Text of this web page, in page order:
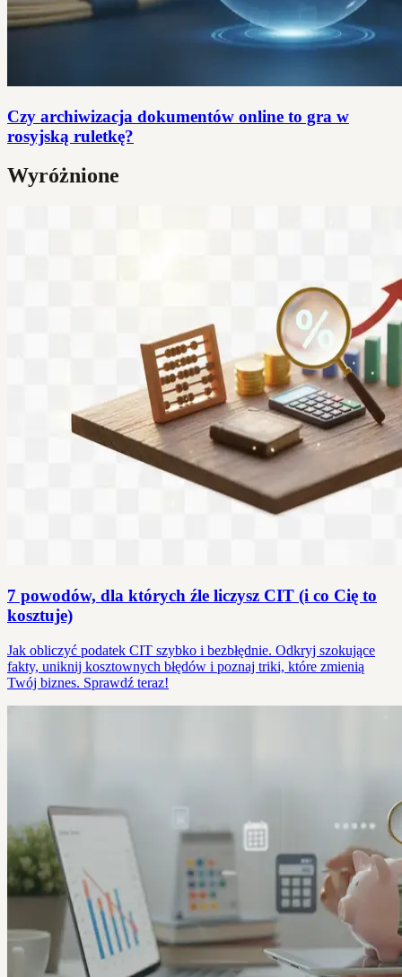
Czy archiwizacja dokumentów online to gra w
rosyjską ruletkę?
Wyróżnione
7 powodów, dla których źle liczysz CIT (i co Cię to
kosztuje)
Jak obliczyć podatek CIT szybko i bezbłędnie. Odkryj szokujące
fakty, uniknij kosztownych błędów i poznaj triki, które zmienią
Twój biznes. Sprawdź teraz!